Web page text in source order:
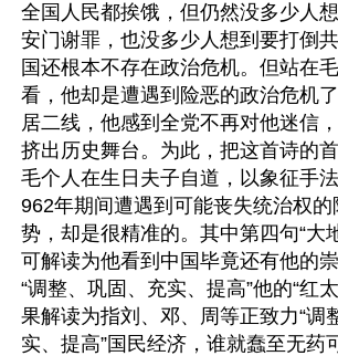
全国人民都挨饿，但仍然没多少人
安门谢罪，也没多少人想到要打倒
国还根本不存在政治危机。但站在
看，他却是遭遇到险恶的政治危机
居二线，他感到全党不再对他迷信
挤出历史舞台。为此，把这首诗的
毛个人在生日夫子自道，以象征手
962年期间遭遇到可能丧失统治权
势，却是很精准的。其中第四句“大
可解读为他看到中国毕竟还有他的
“调整、巩固、充实、提高”他的“红
果解读为指刘、邓、周等正致力“调
实、提高”国民经济，谁就蠢至无药